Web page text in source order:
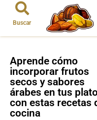
Buscar
Aprende cómo
incorporar frutos
secos y sabores
árabes en tus
con estas recetas
cocina